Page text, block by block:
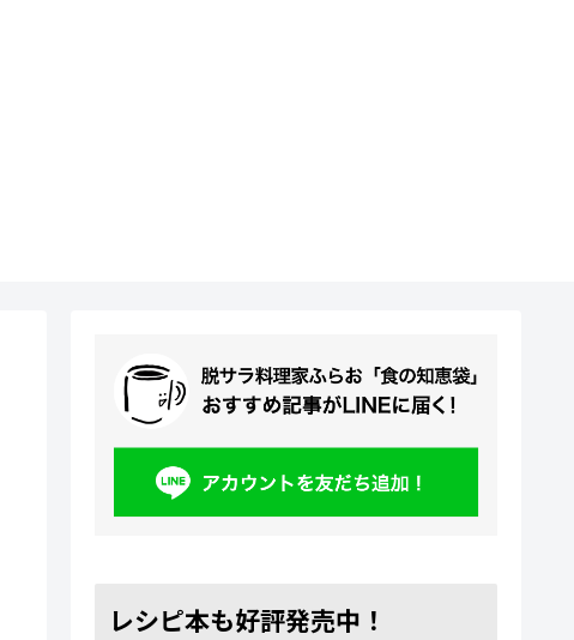
レシピ本も好評発売中！